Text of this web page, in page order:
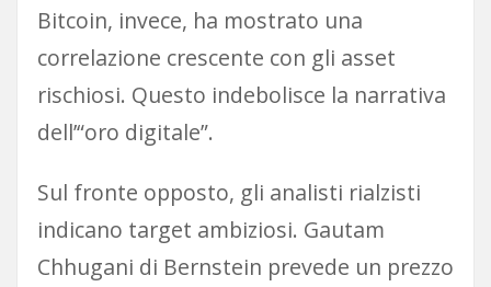
Bitcoin, invece, ha mostrato una
correlazione crescente con gli asset
rischiosi. Questo indebolisce la narrativa
dell’“oro digitale”.
Sul fronte opposto, gli analisti rialzisti
indicano target ambiziosi. Gautam
Chhugani di Bernstein prevede un prezzo